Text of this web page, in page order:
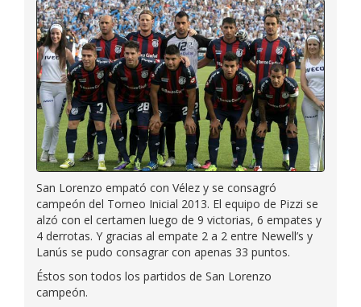
San Lorenzo empató con Vélez y se consagró
campeón del Torneo Inicial 2013. El equipo de Pizzi se
alzó con el certamen luego de 9 victorias, 6 empates y
4 derrotas. Y gracias al empate 2 a 2 entre Newell’s y
Lanús se pudo consagrar con apenas 33 puntos.
Éstos son todos los partidos de San Lorenzo
campeón.